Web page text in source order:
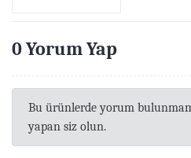
0 Yorum Yap
Bu ürünlerde yorum
yapan siz olun.